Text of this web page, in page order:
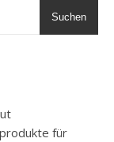
Suchen
für